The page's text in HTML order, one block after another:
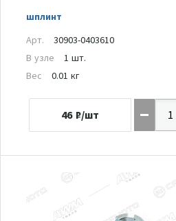
шплинт
Арт.
30903-0403610
В узле
1 шт.
Вес
0.01 кг
46 ₽/шт